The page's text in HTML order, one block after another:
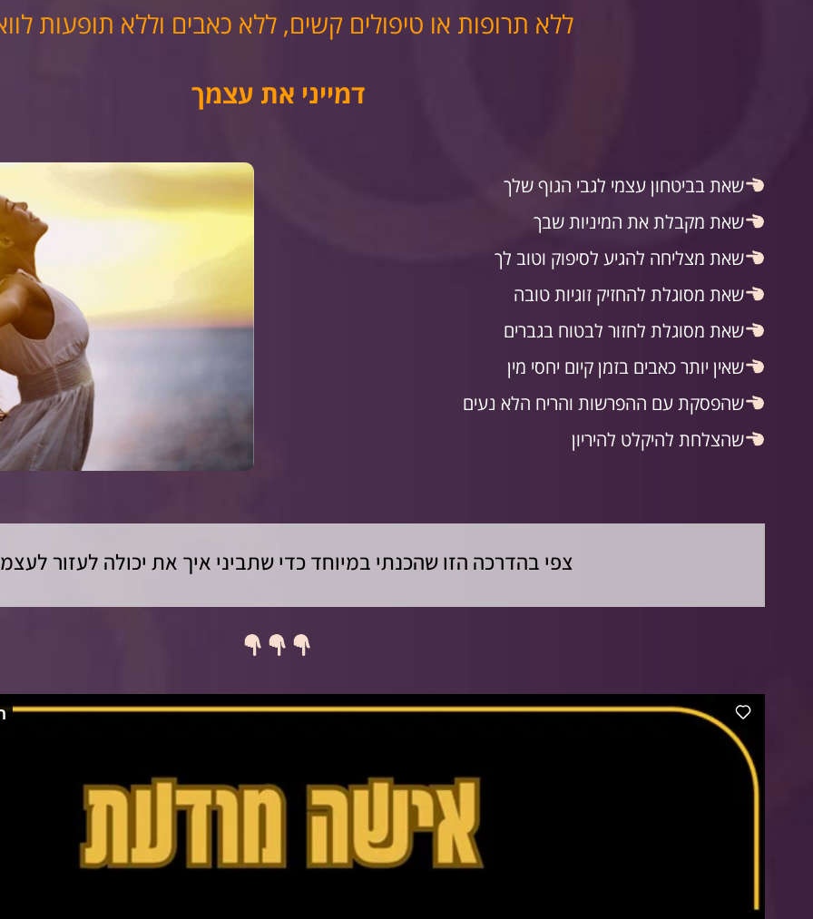
ללא תרופות או טיפולים קשים, ללא כאבים וללא תופעות
דמייני את עצמך
שאת בביטחון עצמי לגבי הגוף שלך
שאת מקבלת את המיניות שבך
שאת מצליחה להגיע לסיפוק וטוב לך
שאת מסוגלת להחזיק זוגיות טובה
שאת מסוגלת לחזור לבטוח בגברים
שאין יותר כאבים בזמן קיום יחסי מין
שהפסקת עם ההפרשות והריח הלא נעים
שהצלחת להיקלט להיריון
צפי בהדרכה הזו שהכנתי במיוחד כדי שתביני איך את יכולה לעזור